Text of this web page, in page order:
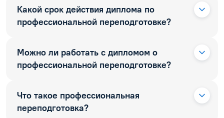
Какой срок действия диплома по
профессиональной переподготовке?
Можно ли работать с дипломом о
профессиональной переподготовке?
Что такое профессиональная
переподготовка?